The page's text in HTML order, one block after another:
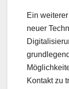
Ein
neuer
Kontakt zu